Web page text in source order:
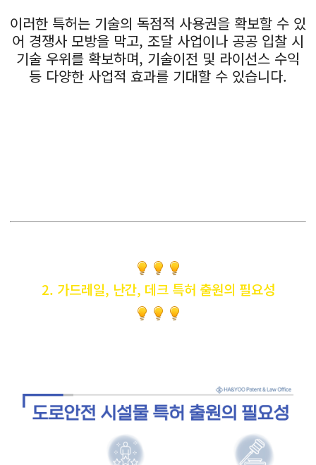
이러한 특허는 기술의 독점적 사용권을 확보할 수 있
어 경쟁사 모방을 막고, 조달 사업이나 공공 입찰 시
기술 우위를 확보하며, 기술이전 및 라이선스 수익
등 다양한 사업적 효과를 기대할 수 있습니다.
2. 가드레일, 난간, 데크 특허 출원의 필요성